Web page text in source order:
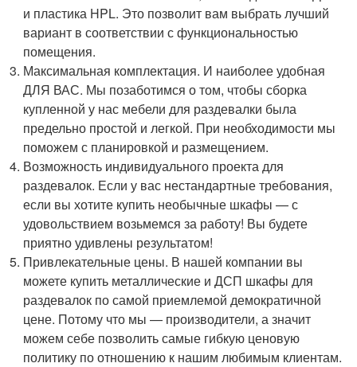
и пластика HPL. Это позволит вам выбрать лучший
вариант в соответствии с функциональностью
помещения.
Максимальная комплектация. И наиболее удобная
ДЛЯ ВАС. Мы позаботимся о том, чтобы сборка
купленной у нас мебели для раздевалки была
предельно простой и легкой. При необходимости мы
поможем с планировкой и размещением.
Возможность индивидуального проекта для
раздевалок. Если у вас нестандартные требования,
если вы хотите купить необычные шкафы — с
удовольствием возьмемся за работу! Вы будете
приятно удивлены результатом!
Привлекательные цены. В нашей компании вы
можете купить металлические и ДСП шкафы для
раздевалок по самой приемлемой демократичной
цене. Потому что мы — производители, а значит
можем себе позволить самые гибкую ценовую
политику по отношению к нашим любимым клиентам.